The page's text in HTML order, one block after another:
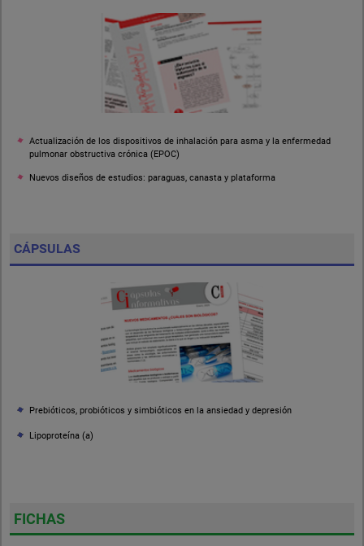
Actualización de los dispositivos de inhalación para asma y la enfermedad
pulmonar obstructiva crónica (EPOC)
Nuevos diseños de estudios: paraguas, canasta y plataforma
CÁPSULAS
Prebióticos, probióticos y simbióticos en la ansiedad y depresión
Lipoproteína (a)
FICHAS